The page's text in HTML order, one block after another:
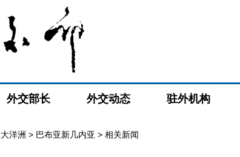
外交部长 外交动态 驻外机构
大洋洲 > 巴布亚新几内亚 > 相关新闻